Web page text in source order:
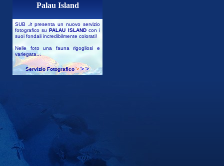
Palau Island
SUB .it presenta un nuovo servizio
fotografico suPALAU ISLANDcon i
suoi fondali incredibilmente colorati!
Nelle foto una fauna rigogliosi e
variegata...
Servizio Fotografico